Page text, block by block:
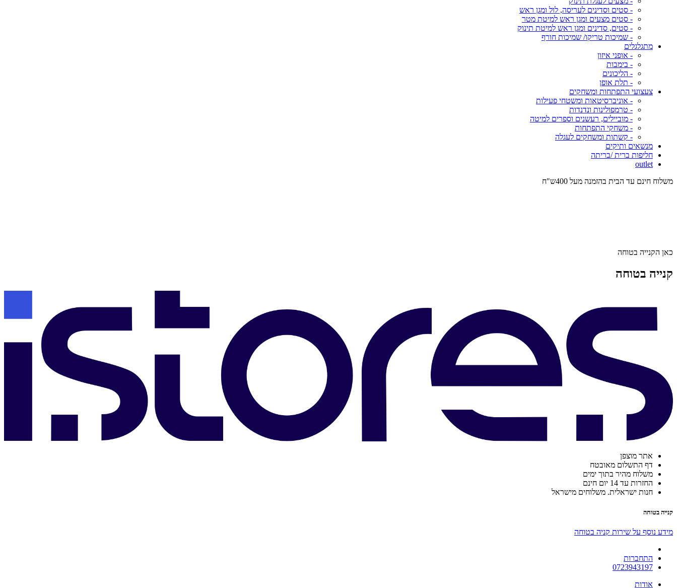
- סטים וסדינים לעריסה, לול ומגן ראש
- סטים מצעים ומגן ראש למיטת מטר
- סטים, סדינים ומגן ראש למיטת תינוק
- שמיכות טריקו/ שמיכות חורף
מתגלגלים
- אופני איזון
- בימבות
- הליכונים
- תלת אופן
צעצועי התפתחות ומשחקים
- אוניברסיטאות ומשטחי פעילות
- טרמפולינות ונדנדות
- מוביילים, רעשנים וספרים למיטה
- משחקי התפתחות
- קשתות ומשחקים לעגלה
מנשאים ותיקים
חליפות ברית /בריתה
outlet
משלוח חינם עד הבית בהזמנה מעל 400ש"ח
כאן הקנייה בטוחה
קנייה בטוחה
אתר מוצפן
דף התשלום מאובטח
משלוח מהיר בתוך ימים
החזרות עד 14 יום חינם
חנות ישראלית. משלוחים מישראל
קנייה בטוחה
מידע נוסף על שירות קניה בטוחה
התחברות
0723943197
אודות